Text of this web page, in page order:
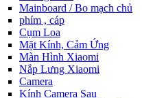
Mainboard / Bo mạch chủ
phím , cáp
Cụm Loa
Mặt Kính, Cảm Ứng
Màn Hình Xiaomi
Nắp Lưng Xiaomi
Camera
Kính Camera Sau